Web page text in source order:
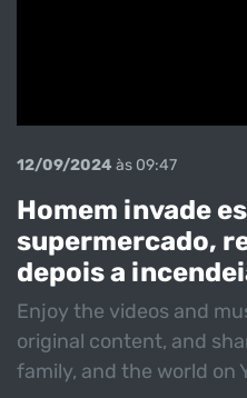
12/09/2024 às 09:47
Homem invade
supermercado,
depois a
Enjoy the videos and
original content, and
family, and the world on